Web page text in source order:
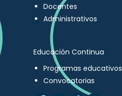
Docentes
Administrativos
Educación Continua
Programas educativos
Convocatorias